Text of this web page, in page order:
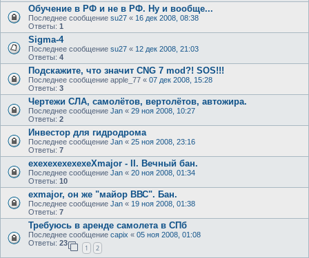
Обучение в РФ и не в РФ. Ну и вообще...
Последнее сообщение su27 « 16 дек 2008, 08:38
Ответы: 1
Sigma-4
Последнее сообщение su27 « 12 дек 2008, 21:03
Ответы: 4
Подскажите, что значит CNG 7 mod?! SOS!!!
Последнее сообщение apple_77 « 07 дек 2008, 15:28
Ответы: 3
Чертежи СЛА, самолётов, вертолётов, автожира.
Последнее сообщение Jan « 29 ноя 2008, 10:27
Ответы: 2
Инвестор для гидродрома
Последнее сообщение Jan « 25 ноя 2008, 23:16
Ответы: 7
exexexexexexeXmajor - II. Вечный бан.
Последнее сообщение Jan « 20 ноя 2008, 01:34
Ответы: 10
exmajor, он же "майор ВВС". Бан.
Последнее сообщение Jan « 19 ноя 2008, 01:38
Ответы: 7
Требуюсь в аренде самолета в СПб
Последнее сообщение capix « 05 ноя 2008, 01:08
Ответы: 23
1 2